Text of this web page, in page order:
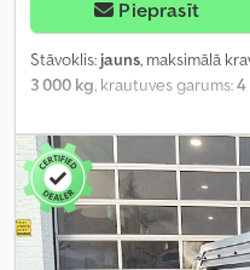
Pieprasīt
Stāvoklis: jauns, maksimālā
3 000 kg, krautuves garums:4
,